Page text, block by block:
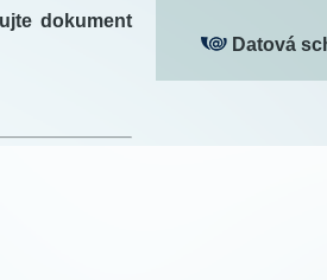
dokument
Datová